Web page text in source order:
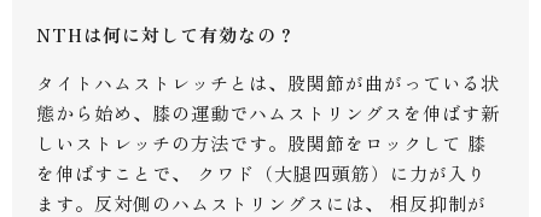
NTHは何に対して有効なの？
タイトハムストレッチとは、股関節が曲がっている状
態から始め、膝の運動でハムストリングスを伸ばす新
しいストレッチの方法です。股関節をロックして 膝
を伸ばすことで、 クワド（大腿四頭筋）に力が入り
ます。反対側のハムストリングスには、 相反抑制が